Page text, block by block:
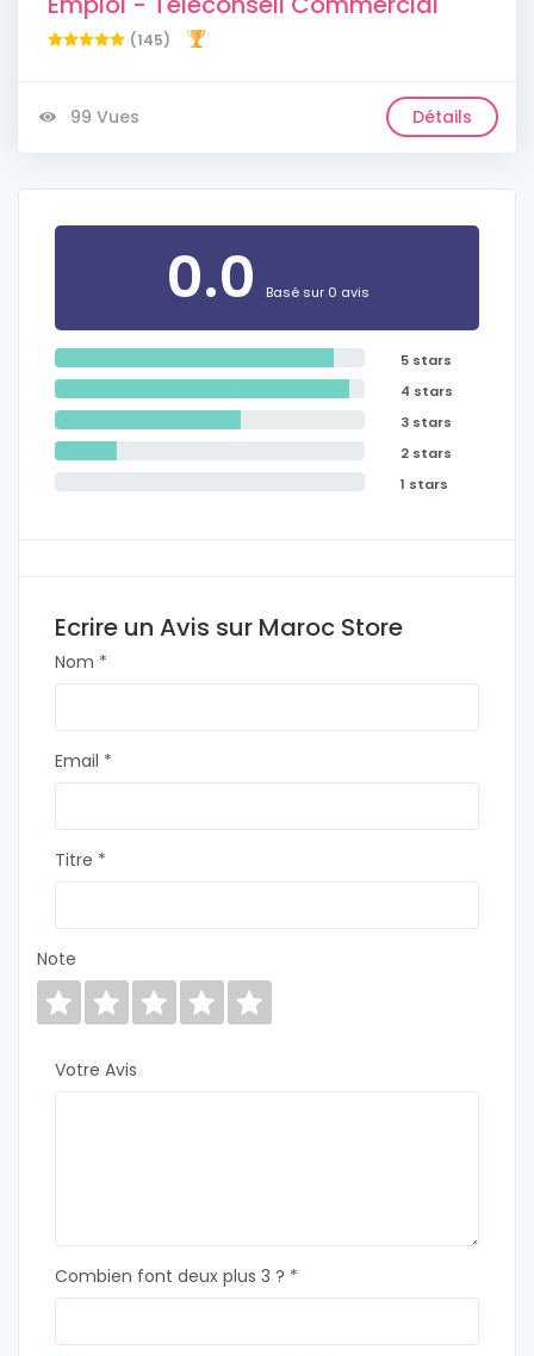
(145)
99 Vues Détails
0.0 Basé sur 0 avis
5 stars
4 stars
3 stars
2 stars
1 stars
Ecrire un Avis sur Maroc Store
Nom *
Email *
Titre *
Note
Votre Avis
Combien font deux plus 3 ? *